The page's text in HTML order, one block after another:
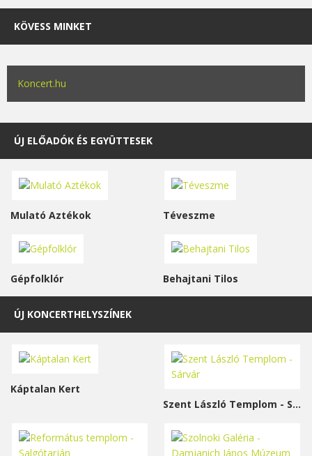
KÖVESS MINKET
Koncert.hu
ÚJ ELŐADÓK ÉS EGYÜTTESEK
Mulató Aztékok Téveszme
Gépfolklór Behajtani Tilos
ÚJ KONCERTHELYSZÍNEK
Káptalan Kert
Szent László Templom - Sárvár